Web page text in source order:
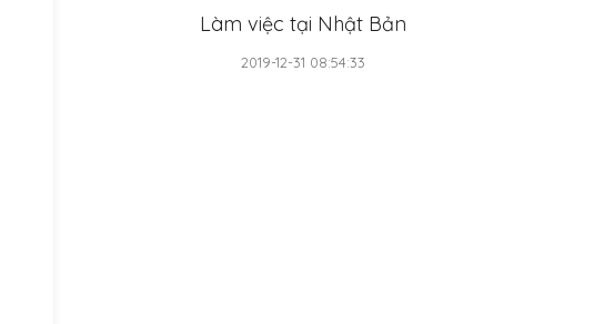
Làm việc tại Nhật Bản
2019-12-31 08:54:33